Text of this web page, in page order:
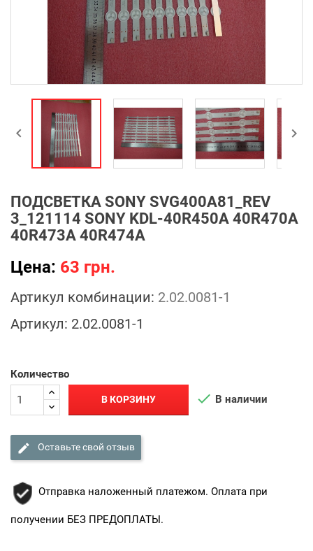
 
ПОДСВЕТКА SONY SVG400A81_REV
3_121114 SONY KDL-40R450A 40R470A
40R473A 40R474A
Цена: 63 грн.
Артикул комбинации: 2.02.0081-1
Артикул: 2.02.0081-1
Количество
В КОРЗИНУ  В наличии
Оставьте свой отзыв
Отправка наложенный платежом. Оплата при
получении БЕЗ ПРЕДОПЛАТЫ.